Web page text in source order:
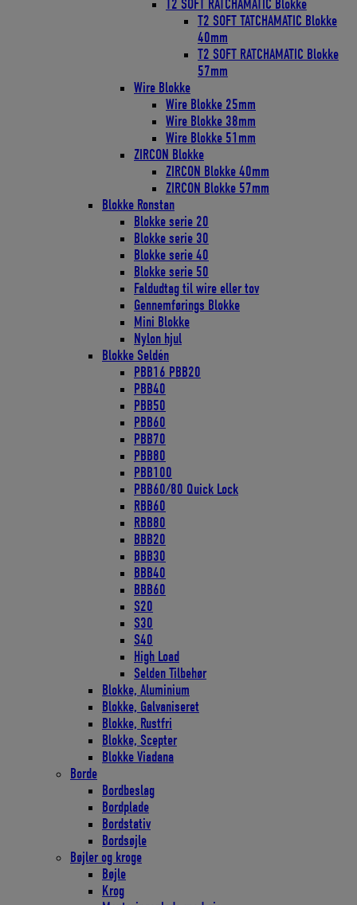
T2 SOFT RATCHAMATIC Blokke
T2 SOFT TATCHAMATIC Blokke
40mm
T2 SOFT RATCHAMATIC Blokke
57mm
Wire Blokke
Wire Blokke 25mm
Wire Blokke 38mm
Wire Blokke 51mm
ZIRCON Blokke
ZIRCON Blokke 40mm
ZIRCON Blokke 57mm
Blokke Ronstan
Blokke serie 20
Blokke serie 30
Blokke serie 40
Blokke serie 50
Faldudtag til wire eller tov
Gennemførings Blokke
Mini Blokke
Nylon hjul
Blokke Seldén
PBB16 PBB20
PBB40
PBB50
PBB60
PBB70
PBB80
PBB100
PBB60/80 Quick Lock
RBB60
RBB80
BBB20
BBB30
BBB40
BBB60
S20
S30
S40
High Load
Selden Tilbehør
Blokke, Aluminium
Blokke, Galvaniseret
Blokke, Rustfri
Blokke, Scepter
Blokke Viadana
Borde
Bordbeslag
Bordplade
Bordstativ
Bordsøjle
Bøjler og kroge
Bøjle
Krog